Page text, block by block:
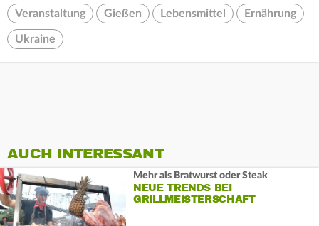
Veranstaltung Gießen Lebensmittel Ernährung
Ukraine
AUCH INTERESSANT
Mehr als Bratwurst oder Steak
NEUE TRENDS BEI
GRILLMEISTERSCHAFT